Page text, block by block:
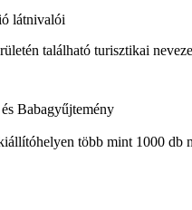
látnivalói
található turisztikai
Babagyűjtemény
több mint 1000 db